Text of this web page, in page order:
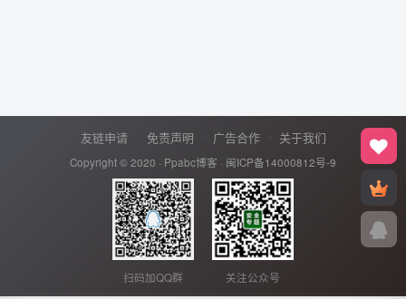
友链申请 免责声明 广告合作 关于我们
Copyright © 2020 · Ppabc博客 · 闽ICP备14000812号-9
扫码加QQ群 关注公众号